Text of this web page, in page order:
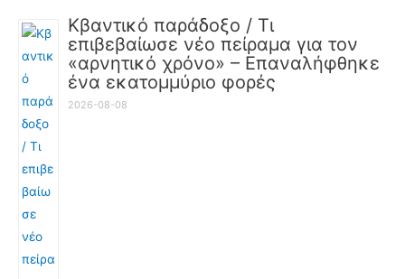
Κβαντικό παράδοξο / Τι
επιβεβαίωσε νέο πείραμα για τον
«αρνητικό χρόνο» – Επαναλήφθηκε
ένα εκατομμύριο φορές
2026-08-08